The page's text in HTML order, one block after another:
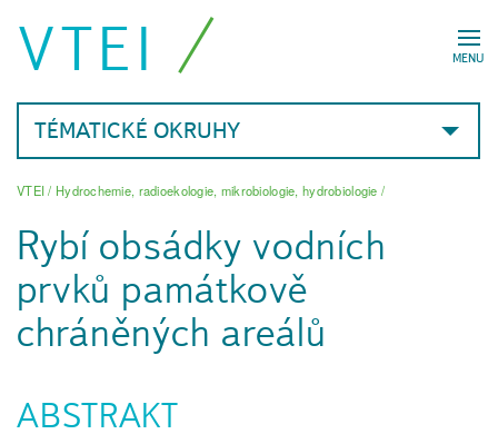
MENU
VTEI
TÉMATICKÉ OKRUHY
VTEI/ Hydrochemie, radioekologie, mikrobiologie, hydrobiologie /
Rybí obsádky vodních
prvků památkově
chráněných areálů
ABSTRAKT